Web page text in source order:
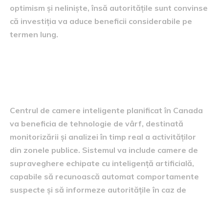
optimism și neliniște, însă autoritățile sunt convinse
că investiția va aduce beneficii considerabile pe
termen lung.
Centrul de camere inteligente planificat în Canada
va beneficia de tehnologie de vârf, destinată
monitorizării și analizei în timp real a activităților
din zonele publice. Sistemul va include camere de
supraveghere echipate cu inteligență artificială,
capabile să recunoască automat comportamente
suspecte și să informeze autoritățile în caz de